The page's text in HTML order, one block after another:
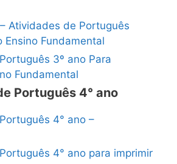
Atividades de Português
Ensino Fundamental
3º ano Para
Fundamental
Português 4° ano
4° ano –
4° ano para imprimir